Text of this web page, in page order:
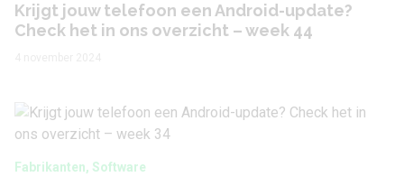
Krijgt jouw telefoon een Android-update?
Check het in ons overzicht – week 44
Fabrikanten, Software